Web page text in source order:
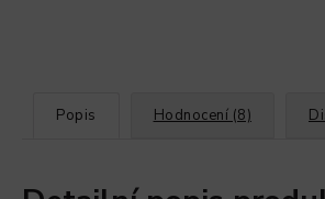
Popis Hodnocení (8)